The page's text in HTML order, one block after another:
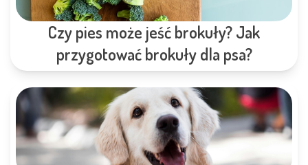
Czy pies może jeść brokuły? Jak
przygotować brokuły dla psa?